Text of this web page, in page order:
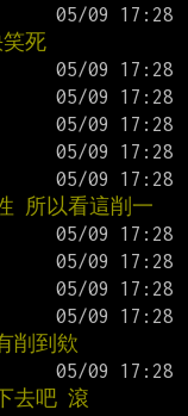
死
所以看這削一
削到欸
去吧 滾